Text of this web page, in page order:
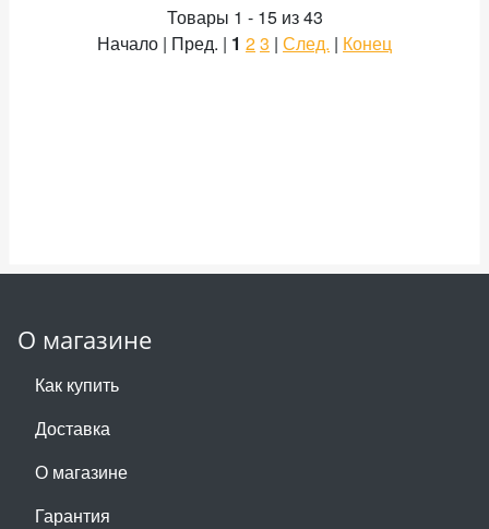
Товары 1 - 15 из 43
Начало | Пред. | 1 23 | След. | Конец
О магазине
Как купить
Доставка
О магазине
Гарантия